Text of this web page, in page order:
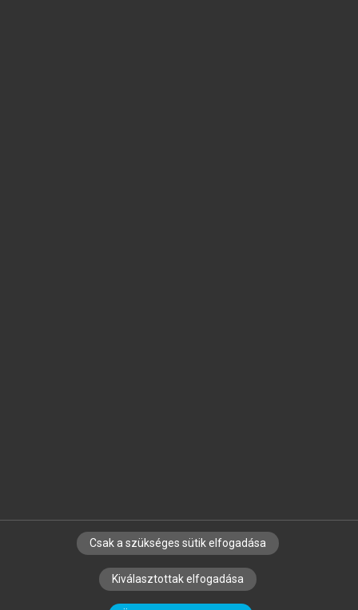
SZERZŐKNEK CÉGEKNEK KÖNYVTÁROSOKNAK
SZERKESZTÉSI ÉS LEKTORÁLÁSI ALAPELVEK
Csak a szükséges sütik elfogadása
Kiválasztottak elfogadása